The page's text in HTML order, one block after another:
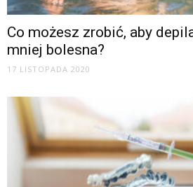
Co możesz zrobić, aby
mniej bolesna?
17 LISTOPADA 2020